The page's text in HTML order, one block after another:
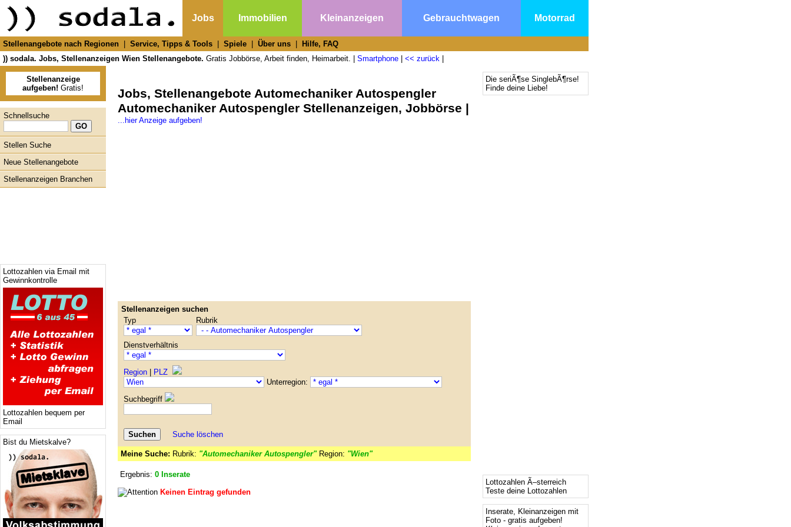
Jobs Immobilien Kleinanzeigen Gebrauchtwagen Motorrad
Stellenangebote nach Regionen Service, Tipps & Tools Spiele Über uns
Hilfe, FAQ
)) sodala. Jobs, Stellenanzeigen Wien Stellenangebote. Gratis Jobbörse, Arbeit finden, Heimarbeit. | Smartphone << zurück
Stellenanzeige
aufgeben! Gratis!
Schnellsuche
Stellen Suche
Neue Stellenangebote
Stellenanzeigen Branchen
Lottozahlen via Email mit
Gewinnkontrolle
Lottozahlen bequem per
Email
Bist du Mietskalve?
Jobs, Stellenangebote Automechaniker Autospengler
Automechaniker Autospengler Stellenanzeigen, Jobbörse |
...hier Anzeige aufgeben!
Stellenanzeigen suchen
Typ
Rubrik
Dienstverhältnis
Region
PLZ
Unterregion:
Suchbegriff
Suche löschen
Meine Suche: Rubrik: "Automechaniker Autospengler"Region: "Wien"
Ergebnis: 0 Inserate
Keinen Eintrag gefunden
Die seriÃ¶se SinglebÃ¶rse!
Finde deine Liebe!
Lottozahlen Ã–sterreich
Teste deine Lottozahlen
Inserate, Kleinanzeigen mit
Foto - gratis aufgeben!